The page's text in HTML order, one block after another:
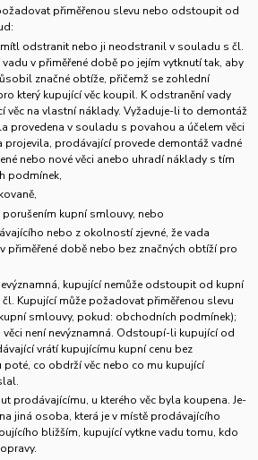
přiměřenou slevu nebo odstoupit od
odstranit nebo ji neodstranil v souladu s čl.
v přiměřené době po jejím vytknutí tak, aby
značné obtíže, přičemž se zohlední
který kupující věc koupil. K odstranění vady
věc na vlastní náklady. Vyžaduje-li to demontáž
provedena v souladu s povahou a účelem věci
projevila, prodávající provede demontáž vadné
nebo nové věci anebo uhradí náklady s tím
podmínek,
kupní smlouvy, nebo
nebo z okolností zjevné, že vada
přiměřené době nebo bez značných obtíží pro
kupující nemůže odstoupit od kupní
Kupující může požadovat přiměřenou slevu
smlouvy, pokud: obchodních podmínek);
věci není nevýznamná. Odstoupí-li kupující od
vrátí kupujícímu kupní cenu bez
co obdrží věc nebo co mu kupující
prodávajícímu, u kterého věc byla koupena. Je-
jiná osoba, která je v místě prodávajícího
bližším, kupující vytkne vadu tomu, kdo